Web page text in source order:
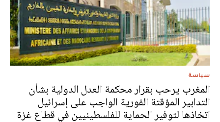
سياسة
المغرب يرحب بقرار محكمة العدل الدولية بشأن
التدابير المؤقتة الفورية الواجب على إسرائيل
اتخاذها لتوفير الحماية للفلسطينيين في قطاع غزة